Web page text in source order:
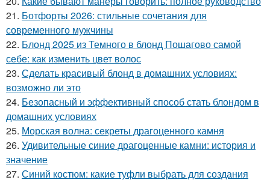
21. Ботфорты 2026: стильные сочетания для
современного мужчины
22. Блонд 2025 из Темного в блонд Пошагово самой
себе: как изменить цвет волос
23. Сделать красивый блонд в домашних условиях:
возможно ли это
24. Безопасный и эффективный способ стать блондом в
домашних условиях
25. Морская волна: секреты драгоценного камня
26. Удивительные синие драгоценные камни: история и
значение
27. Синий костюм: какие туфли выбрать для создания